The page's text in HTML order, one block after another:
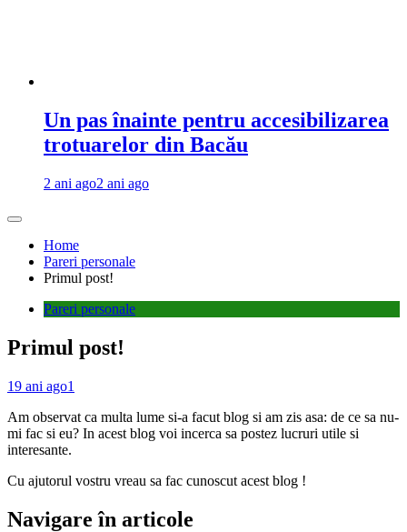
Un pas înainte pentru accesibilizarea
trotuarelor din Bacău
2 ani ago2 ani ago
Home
Pareri personale
Primul post!
Pareri personale
Primul post!
19 ani ago1
Am observat ca multa lume si-a facut blog si am zis asa: de ce sa nu-
mi fac si eu? In acest blog voi incerca sa postez lucruri utile si
interesante.
Cu ajutorul vostru vreau sa fac cunoscut acest blog !
Navigare în articole